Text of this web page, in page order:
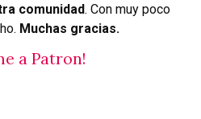
comunidad. Con muy poco
Muchas gracias.
a Patron!